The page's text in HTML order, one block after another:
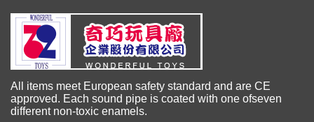
All items meet European safety standard and are CE
approved. Each sound pipe is coated with one ofseven
different non-toxic enamels.